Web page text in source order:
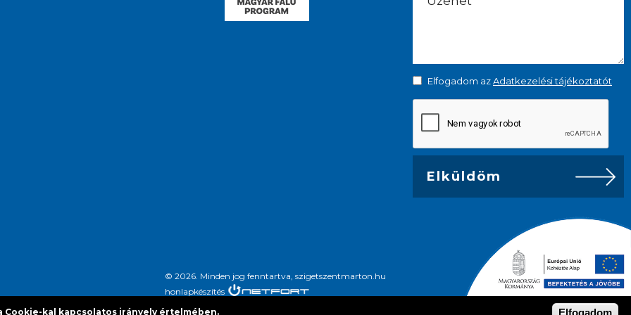
Elfogadom azAdatkezelési tájékoztatót
© 2026. Minden jog fenntartva, szigetszentmarton.hu
honlapkészítés
Cookie-kal kapcsolatos irányelv értelmében.
Elfogadom